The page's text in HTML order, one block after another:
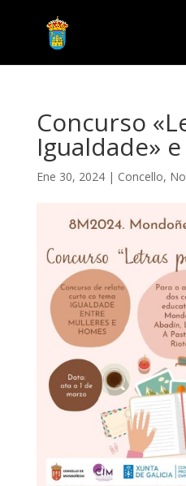
Concurso
Igualdade»
Ene 30, 2024| Concello,